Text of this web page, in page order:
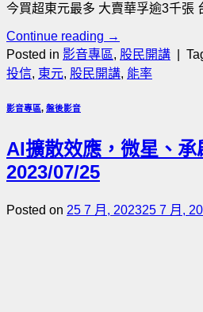
今買超東元最多 大賣華孚逾3千張
Continue reading →
Posted in 影音專區, 股民開講
投信, 東元, 股民開講, 能率
影音專區, 盤後影音
AI擴散效應，微星、承
2023/07/25
Posted on 25 7 月, 202325 7 月,